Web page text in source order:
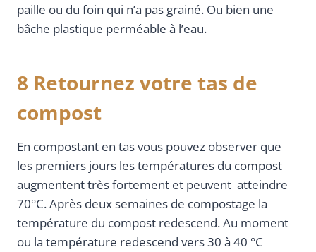
paille ou du foin qui n’a pas grainé. Ou bien une
bâche plastique perméable à l’eau.
8 Retournez votre tas de
compost
En compostant en tas vous pouvez observer que
les premiers jours les températures du compost
augmentent très fortement et peuvent atteindre
70°C. Après deux semaines de compostage la
température du compost redescend. Au moment
ou la température redescend vers 30 à 40 °C